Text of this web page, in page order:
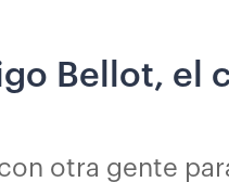
Bellot, el
otra gente